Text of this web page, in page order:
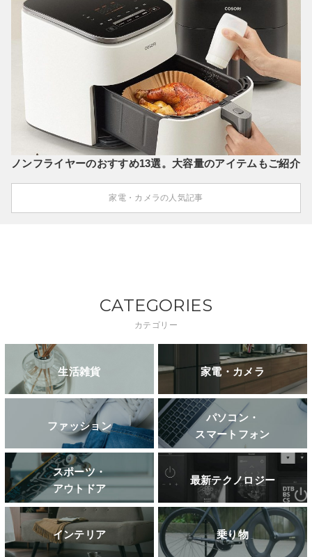
ノンフライヤーのおすすめ13選。大容量のアイテムもご紹介
家電・カメラの人気記事
CATEGORIES
カテゴリー
生活雑貨 家電・カメラ
ファッション
パソコン・
スマートフォン
スポーツ・
アウトドア
最新テクノロジー
インテリア 乗り物